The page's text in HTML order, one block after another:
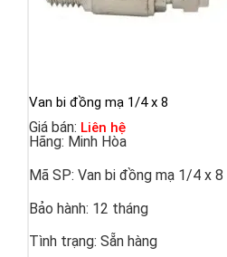
Van bi đồng mạ 1/4 x 8
Giá bán: Liên hệ
Hãng: Minh Hòa
Mã SP: Van bi đồng mạ 1/4 x 8
Bảo hành: 12 tháng
Tình trạng: Sẵn hàng